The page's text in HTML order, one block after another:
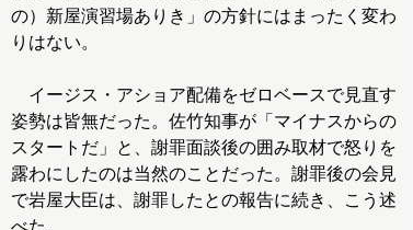
の）新屋演習場ありき」の方針にはまったく変わ
りはない。
イージス・アショア配備をゼロベースで見直す
姿勢は皆無だった。佐竹知事が「マイナスからの
スタートだ」と、謝罪面談後の囲み取材で怒りを
露わにしたのは当然のことだった。謝罪後の会見
で岩屋大臣は、謝罪したとの報告に続き、こう述
べた。